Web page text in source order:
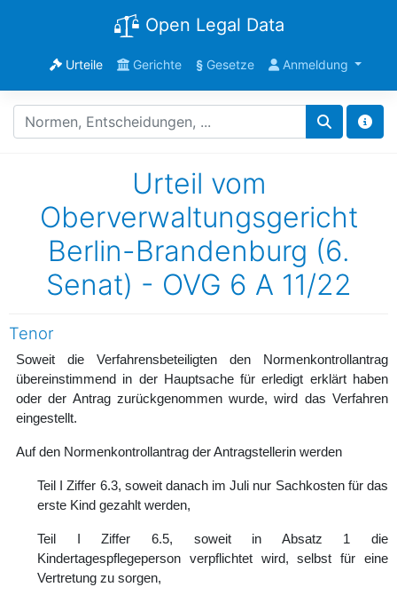
Open Legal Data
Urteile Gerichte §Gesetze Anmeldung
Urteil vom
Oberverwaltungsgericht
Berlin-Brandenburg (6.
Senat) - OVG 6 A 11/22
Tenor
Soweit die Verfahrensbeteiligten den Normenkontrollantrag
übereinstimmend in der Hauptsache für erledigt erklärt haben
oder der Antrag zurückgenommen wurde, wird das Verfahren
eingestellt.
Auf den Normenkontrollantrag der Antragstellerin werden
Teil I Ziffer 6.3, soweit danach im Juli nur Sachkosten für das
erste Kind gezahlt werden,
Teil I Ziffer 6.5, soweit in Absatz 1 die
Kindertagespflegeperson verpflichtet wird, selbst für eine
Vertretung zu sorgen,